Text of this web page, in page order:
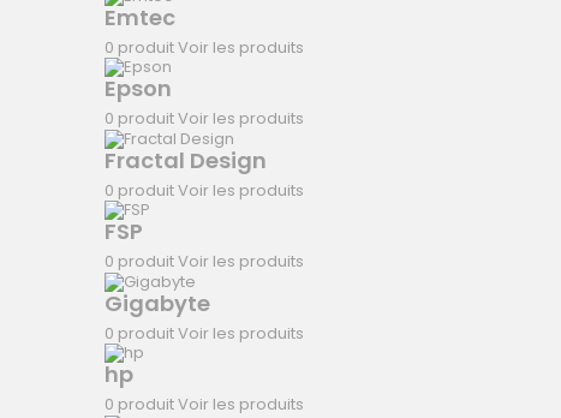
Emtec
0 produitVoir les produits
Epson
0 produitVoir les produits
Fractal Design
0 produitVoir les produits
FSP
0 produitVoir les produits
Gigabyte
0 produitVoir les produits
hp
0 produitVoir les produits